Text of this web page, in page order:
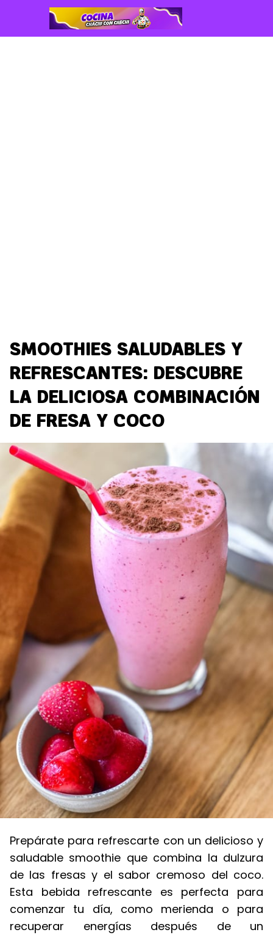
SMOOTHIES SALUDABLES Y
REFRESCANTES: DESCUBRE
LA DELICIOSA COMBINACIÓN
DE FRESA Y COCO
Prepárate para refrescarte con un delicioso y
saludable smoothie que combina la dulzura
de las fresas y el sabor cremoso del coco.
Esta bebida refrescante es perfecta para
comenzar tu día, como merienda o para
recuperar energías después de un